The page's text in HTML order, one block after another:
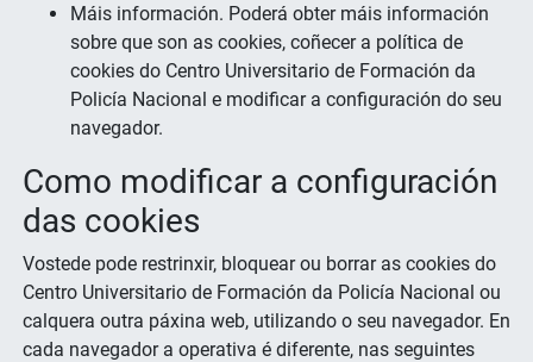
Máis información. Poderá obter máis información
sobre que son as cookies, coñecer a política de
cookies do Centro Universitario de Formación da
Policía Nacional e modificar a configuración do seu
navegador.
Como modificar a configuración
das cookies
Vostede pode restrinxir, bloquear ou borrar as cookies do
Centro Universitario de Formación da Policía Nacional ou
calquera outra páxina web, utilizando o seu navegador. En
cada navegador a operativa é diferente, nas seguintes